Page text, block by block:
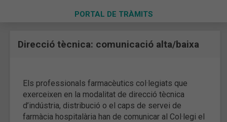
PORTAL DE TRÀMITS
Direcció tècnica: comunicació alta/baixa
Els professionals farmacèutics col·legiats que
exerceixen en la modalitat de direcció tècnica
d’indústria, distribució o el caps de servei de
farmàcia hospitalària han de comunicar al Col·legi el